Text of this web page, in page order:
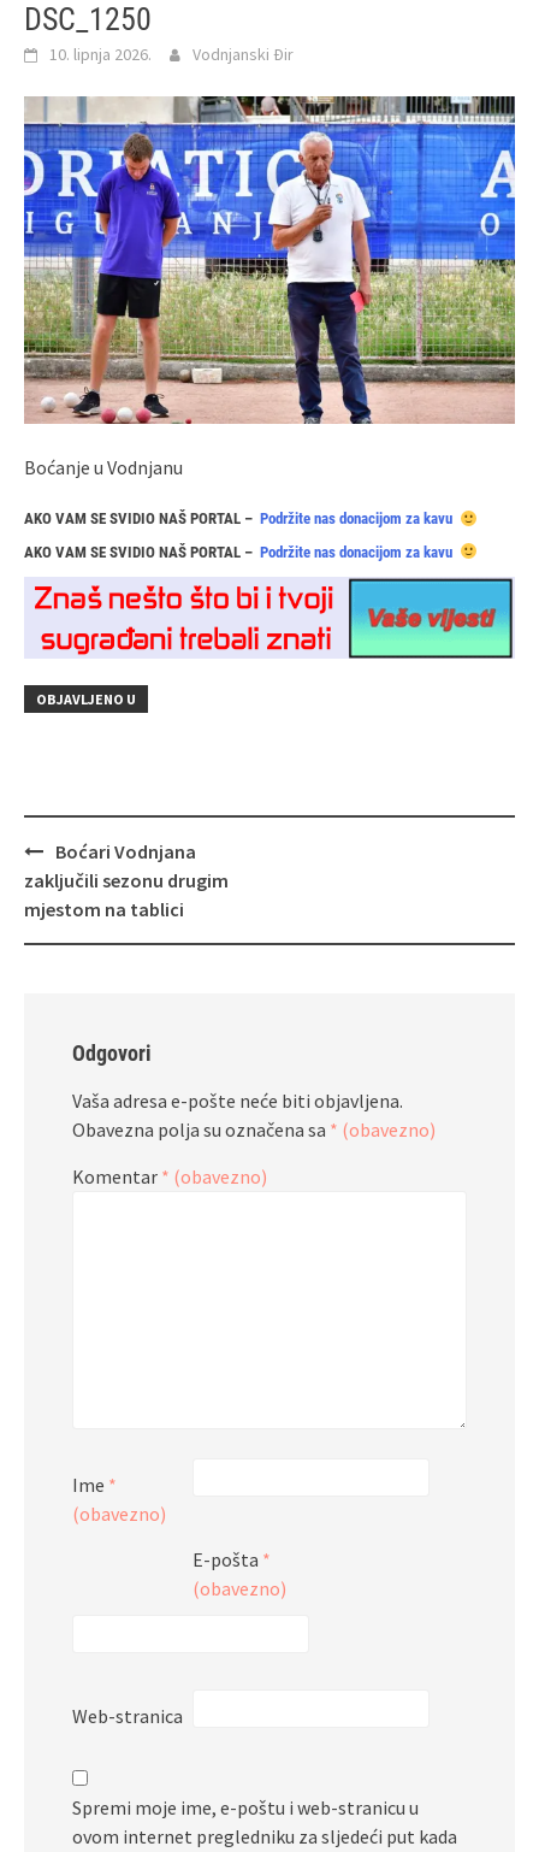
DSC_1250
10. lipnja 2026. Vodnjanski Đir
Boćanje u Vodnjanu
AKO VAM SE SVIDIO NAŠ PORTAL – Podržite nas donacijom za kavu
AKO VAM SE SVIDIO NAŠ PORTAL – Podržite nas donacijom za kavu
OBJAVLJENO U
Navigacija
objava
Boćari Vodnjana
zaključili sezonu drugim
mjestom na tablici
Odgovori
Vaša adresa e-pošte neće biti objavljena.
Obavezna polja su označena sa * (obavezno)
Komentar * (obavezno)
Ime *
(obavezno)
E-pošta *
(obavezno)
Web-stranica
Spremi moje ime, e-poštu i web-stranicu u
ovom internet pregledniku za sljedeći put kada